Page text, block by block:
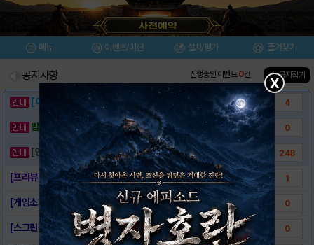
메뉴 이벤트/미션 설치/평가 즐겨찾기
공지사항 진행중인 이벤트0건 ▲ 공지접기
[이벤트] 웃음으로 매일매일 해피! 유머 게시.. 4
밥알이의 헝앱통신 ⑲ “밥알이, 드디어 멀티를.. 0
[안내] 헝그리앱 필수 상식! 밥알 획득 안내.. 248
[프리뷰] - 다크호스 for kakao 1
[게임소개] - 다크호스 0
[스크린샷] - 다크호스 0
X